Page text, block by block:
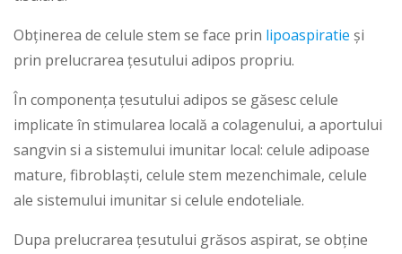
Obținerea de celule stem se face prin lipoaspiratie și
prin prelucrarea țesutului adipos propriu.
În componența țesutului adipos se găsesc celule
implicate în stimularea locală a colagenului, a aportului
sangvin si a sistemului imunitar local: celule adipoase
mature, fibroblaști, celule stem mezenchimale, celule
ale sistemului imunitar si celule endoteliale.
Dupa prelucrarea țesutului grăsos aspirat, se obține